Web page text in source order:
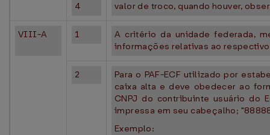
4 valor de troco, quando houver,
VIII-A 1
A critério da unidade federada,
informações relativas ao
2
Para o PAF-ECF utilizado por
caixa alta e deve obedecer ao
CNPJ do contribuinte usuário do
impressa em seu cabeçalho;
Exemplo: